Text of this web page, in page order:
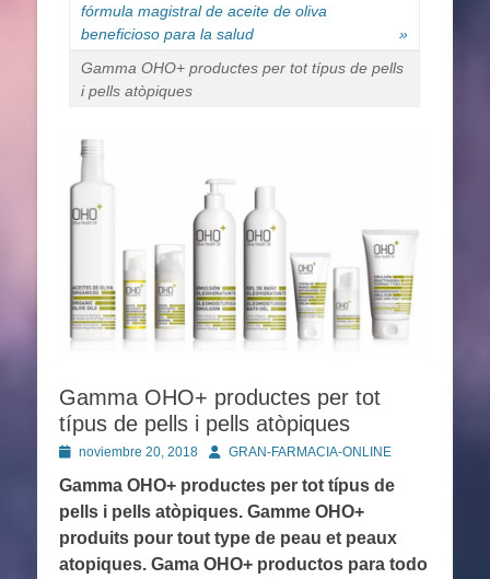
fórmula magistral de aceite de oliva
beneficioso para la salud
»
Gamma OHO+ productes per tot típus de pells
i pells atòpiques
Gamma OHO+ productes per tot
típus de pells i pells atòpiques
Publicado
noviembre 20, 2018 AutorGRAN-FARMACIA-ONLINE
Gamma OHO+ productes per tot típus de
pells i pells atòpiques. Gamme OHO+
produits pour tout type de peau et peaux
atopiques. Gama OHO+ productos para todo